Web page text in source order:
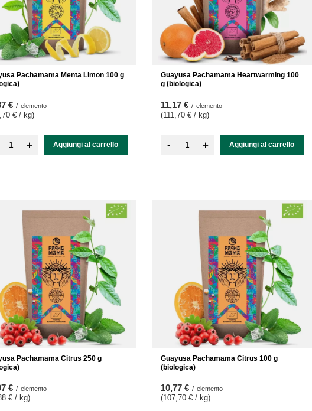
Pachamama Menta Limon 100 g
€ / elemento
€ / kg)
+ Aggiungi al carrello
Guayusa Pachamama Heartwarming 100
g (biologica)
11,17 € / elemento
(111,70 € / kg)
- + Aggiungi al carrello
Pachamama Citrus 250 g
€ / elemento
€ / kg)
Guayusa Pachamama Citrus 100 g
(biologica)
10,77 € / elemento
(107,70 € / kg)